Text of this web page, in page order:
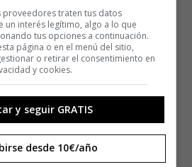
proveedores traten tus datos
un interés legítimo, algo a lo que
tus opciones a continuación.
página o en el menú del sitio,
o retirar el consentimiento en
y cookies.
y seguir GRATIS
desde 10€/año